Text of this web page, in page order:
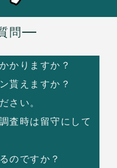
問
かりますか？
貰えますか？
さい。
査時は留守にして
のですか？